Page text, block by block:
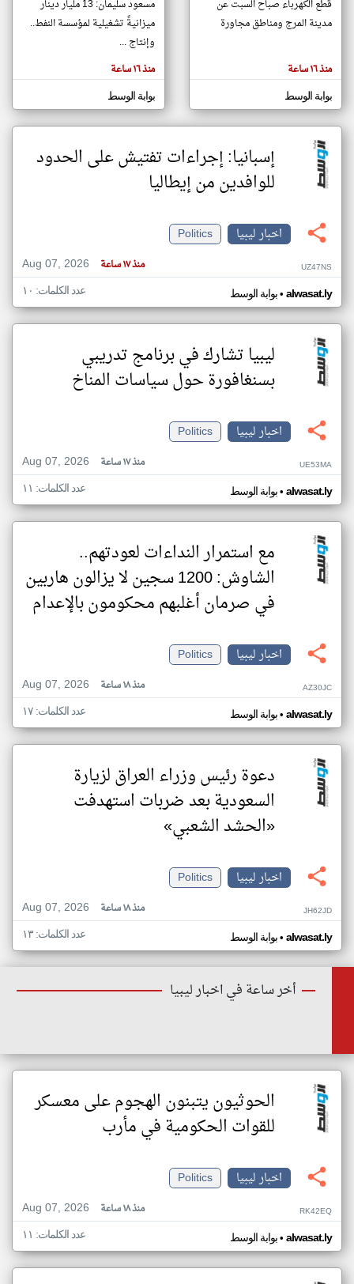
مصادر الأخبار من ليبيا
اخبار ليبيا على مدار الساعة
أهم اخبار ليبيا العاجلة والمباشرة
المقالات
هنا عن
وجهة
كاتبيها.
قطع الكهرباء صباح السبت عن
مدينة المرج ومناطق مجاورة
منذ ١٦ ساعة
بوابة الوسط
مسعود سليمان: 13 مليار دينار
ميزانيةً تشغيلية لمؤسسة النفط..
وإنتاج ...
منذ ١٦ ساعة
بوابة الوسط
إسبانيا: إجراءات تفتيش على الحدود
للوافدين من إيطاليا
اخبار ليبيا
Politics
Aug 07, 2026
منذ ١٧ ساعة UZ47NS
بوابة الوسط• alwasat.ly عدد الكلمات: ١٠
ليبيا تشارك في برنامج تدريبي
بسنغافورة حول سياسات المناخ
اخبار ليبيا
Politics
Aug 07, 2026
منذ ١٧ ساعة UE53MA
بوابة الوسط• alwasat.ly عدد الكلمات: ١١
مع استمرار النداءات لعودتهم..
الشاوش: 1200 سجين لا يزالون هاربين
في صرمان أغلبهم محكومون بالإعدام
اخبار ليبيا
Politics
Aug 07, 2026
منذ ١٨ ساعة AZ30JC
بوابة الوسط• alwasat.ly عدد الكلمات: ١٧
دعوة رئيس وزراء العراق لزيارة
السعودية بعد ضربات استهدفت
«الحشد الشعبي»
اخبار ليبيا
Politics
Aug 07, 2026
منذ ١٨ ساعة JH62JD
بوابة الوسط• alwasat.ly عدد الكلمات: ١٣
أخر ساعة في اخبار ليبيا
الحوثيون يتبنون الهجوم على معسكر
للقوات الحكومية في مأرب
اخبار ليبيا
Politics
Aug 07, 2026
منذ ١٨ ساعة RK42EQ
بوابة الوسط• alwasat.ly عدد الكلمات: ١١
klyoum.com